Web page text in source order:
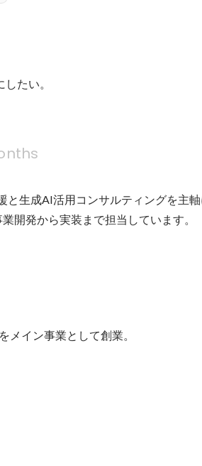
たい。
生成AI活用コンサルティングを主軸
開発から実装まで担当しています。
メイン事業として創業。